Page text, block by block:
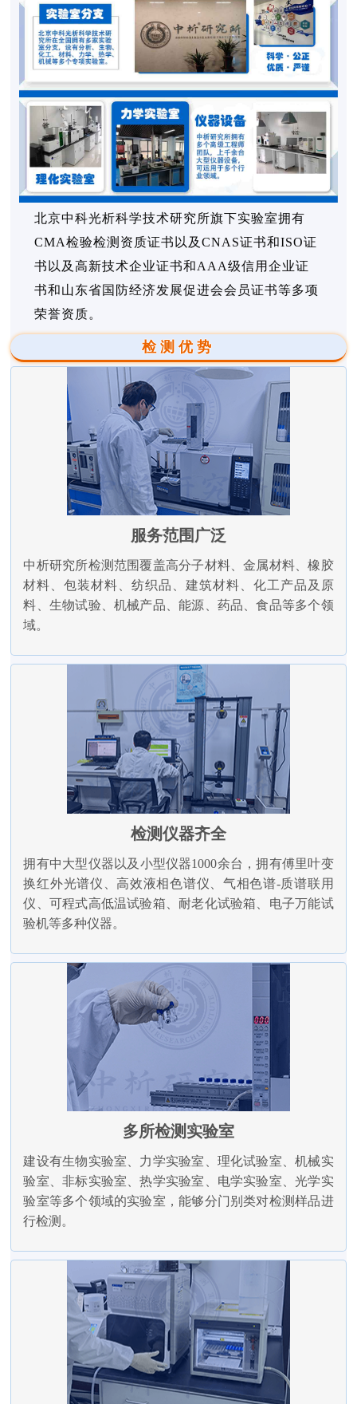
北京中科光析科学技术研究所旗下实验室拥有
CMA检验检测资质证书以及CNAS证书和ISO证
书以及高新技术企业证书和AAA级信用企业证
书和山东省国防经济发展促进会会员证书等多项
荣誉资质。
检测优势
服务范围广泛
中析研究所检测范围覆盖高分子材料、金属材料、橡胶
材料、包装材料、纺织品、建筑材料、化工产品及原
料、生物试验、机械产品、能源、药品、食品等多个领
域。
检测仪器齐全
拥有中大型仪器以及小型仪器1000余台，拥有傅里叶变
换红外光谱仪、高效液相色谱仪、气相色谱-质谱联用
仪、可程式高低温试验箱、耐老化试验箱、电子万能试
验机等多种仪器。
多所检测实验室
建设有生物实验室、力学实验室、理化试验室、机械实
验室、非标实验室、热学实验室、电学实验室、光学实
验室等多个领域的实验室，能够分门别类对检测样品进
行检测。